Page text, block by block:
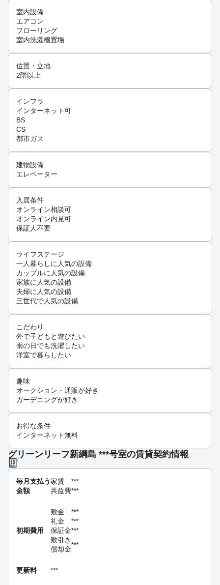
室内設備
エアコン
フローリング
室内洗濯機置場
位置・立地
2階以上
インフラ
インターネット可
BS
CS
都市ガス
建物設備
エレベーター
入居条件
オンライン相談可
オンライン内見可
保証人不要
ライフステージ
一人暮らしに人気の設備
カップルに人気の設備
家族に人気の設備
夫婦に人気の設備
三世代で人気の設備
こだわり
外で子どもと遊びたい
雨の日でも洗濯したい
洋室で暮らしたい
趣味
オークション・通販が好き
ガーデニングが好き
お得な条件
インターネット無料
グリーンリーフ新綱島 ***号室の賃貸契約情報
毎月支払う
金額
家賃
***
共益費***
初期費用
敷金
***
礼金
***
保証金***
敷引き
償却金
***
更新料 ***